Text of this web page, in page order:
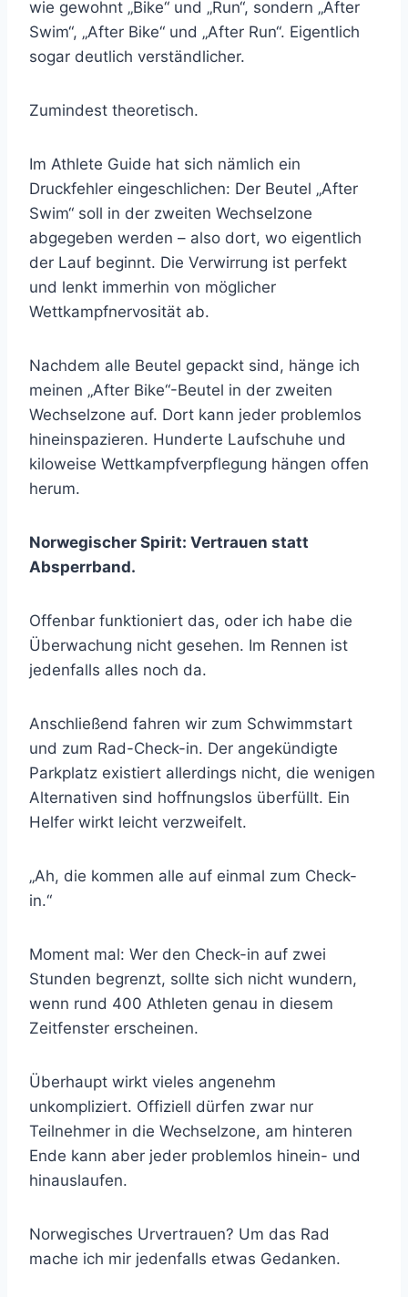
wie gewohnt „Bike“ und „Run“, sondern „After
Swim“, „After Bike“ und „After Run“. Eigentlich
sogar deutlich verständlicher.
Zumindest theoretisch.
Im Athlete Guide hat sich nämlich ein
Druckfehler eingeschlichen: Der Beutel „After
Swim“ soll in der zweiten Wechselzone
abgegeben werden – also dort, wo eigentlich
der Lauf beginnt. Die Verwirrung ist perfekt
und lenkt immerhin von möglicher
Wettkampfnervosität ab.
Nachdem alle Beutel gepackt sind, hänge ich
meinen „After Bike“-Beutel in der zweiten
Wechselzone auf. Dort kann jeder problemlos
hineinspazieren. Hunderte Laufschuhe und
kiloweise Wettkampfverpflegung hängen offen
herum.
Norwegischer Spirit: Vertrauen statt
Absperrband.
Offenbar funktioniert das, oder ich habe die
Überwachung nicht gesehen. Im Rennen ist
jedenfalls alles noch da.
Anschließend fahren wir zum Schwimmstart
und zum Rad-Check-in. Der angekündigte
Parkplatz existiert allerdings nicht, die wenigen
Alternativen sind hoffnungslos überfüllt. Ein
Helfer wirkt leicht verzweifelt.
„Ah, die kommen alle auf einmal zum Check-
in.“
Moment mal: Wer den Check-in auf zwei
Stunden begrenzt, sollte sich nicht wundern,
wenn rund 400 Athleten genau in diesem
Zeitfenster erscheinen.
Überhaupt wirkt vieles angenehm
unkompliziert. Offiziell dürfen zwar nur
Teilnehmer in die Wechselzone, am hinteren
Ende kann aber jeder problemlos hinein- und
hinauslaufen.
Norwegisches Urvertrauen? Um das Rad
mache ich mir jedenfalls etwas Gedanken.